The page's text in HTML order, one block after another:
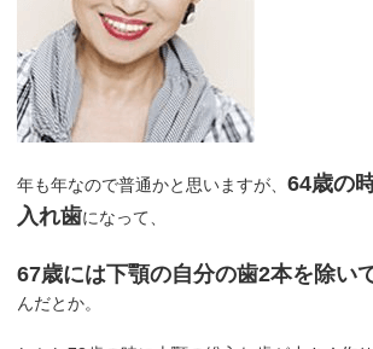
年も年なので普通かと思いますが、64歳の
入れ歯になって、
67歳には下顎の自分の歯2本を除い
んだとか。